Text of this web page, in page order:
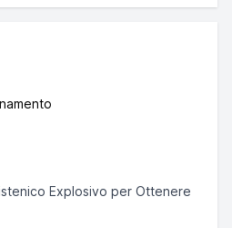
Explosivo per Ottenere